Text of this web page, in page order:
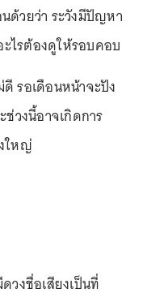
ด้วยว่า ระวังมีปัญหา
ไรต้องดูให้รอบคอบ
รอเดือนหน้าจะปัง
วงนี้อาจเกิดการ
ใหญ่
วงชื่อเสียงเป็นที่